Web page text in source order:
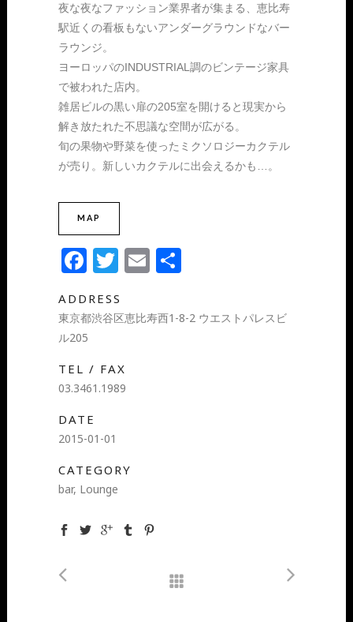
夜な夜なファッション業界者が集まる、恵比寿
駅近くの看板もないアンダーグラウンドなバー
ラウンジ。
ヨーロッパのINDUSTRIAL調のビンテージ家具
で被われた店内。
雑居ビルの黒い扉の205室を開けると現実から
解き放たれた不思議な空間が広がる。
旬の果物や野菜を使ったミクソロジーカクテル
が売り。新しいカクテルに出会えるかも…。
MAP
Facebook
TwitterEmail
ADDRESS
東京都渋谷区恵比寿西1-8-2 ウエストパレスビ
ル205
TEL / FAX
03.3461.1989
DATE
2015-01-01
CATEGORY
bar, Lounge